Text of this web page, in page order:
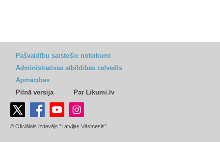
Pašvaldību saistošie noteikumi
Administratīvās atbildības ceļvedis
Apmācības
Pilnā versija
Par Likumi.lv
© Oficiālais izdevējs "Latvijas Vēstnesis"